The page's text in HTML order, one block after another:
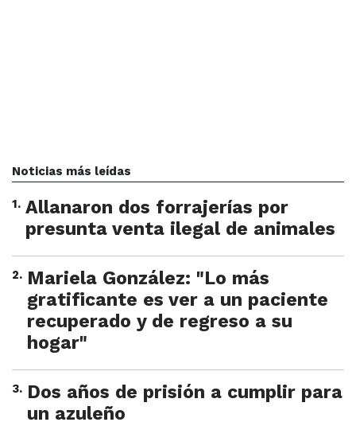
Noticias más leídas
1. Allanaron dos forrajerías por
presunta venta ilegal de animales
2. Mariela González: "Lo más
gratificante es ver a un paciente
recuperado y de regreso a su
hogar"
3. Dos años de prisión a cumplir para
un azuleño